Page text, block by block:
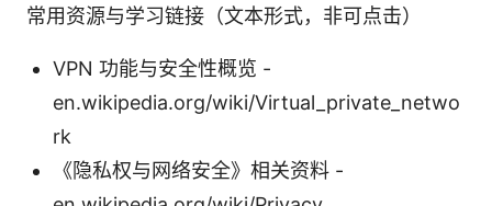
常用资源与学习链接（文本形式，非可点击）
VPN 功能与安全性概览 -
en.wikipedia.org/wiki/Virtual_private_netwo
rk
《隐私权与网络安全》相关资料 -